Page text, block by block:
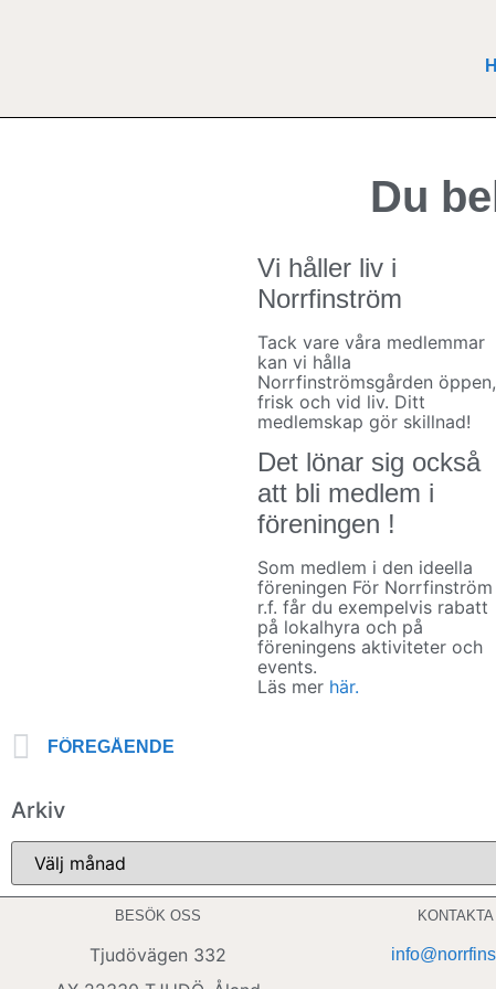
Du
Vi håller liv i
Norrfinström
Tack vare våra medlemmar
kan vi hålla
Norrfinströmsgården öppen,
frisk och vid liv. Ditt
medlemskap gör skillnad!
Det lönar sig också
att bli medlem i
föreningen !
Som medlem i den ideella
föreningen För Norrfinström
r.f. får du exempelvis rabatt
på lokalhyra och på
föreningens aktiviteter och
events.
Läs mer här.
FÖREGÅENDE
Arkiv
BESÖK OSS
Tjudövägen 332